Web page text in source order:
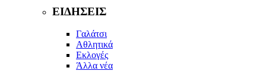
ΕΙΔΗΣΕΙΣ
Γαλάτσι
Αθλητικά
Εκλογές
Άλλα νέα